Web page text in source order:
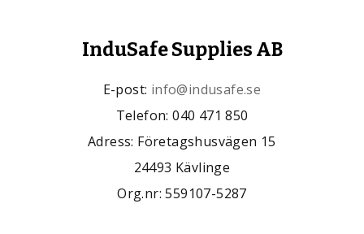
InduSafe Supplies AB
E-post: info@indusafe.se
Telefon: 040 471 850
Adress: Företagshusvägen 15
24493 Kävlinge
Org.nr: 559107-5287